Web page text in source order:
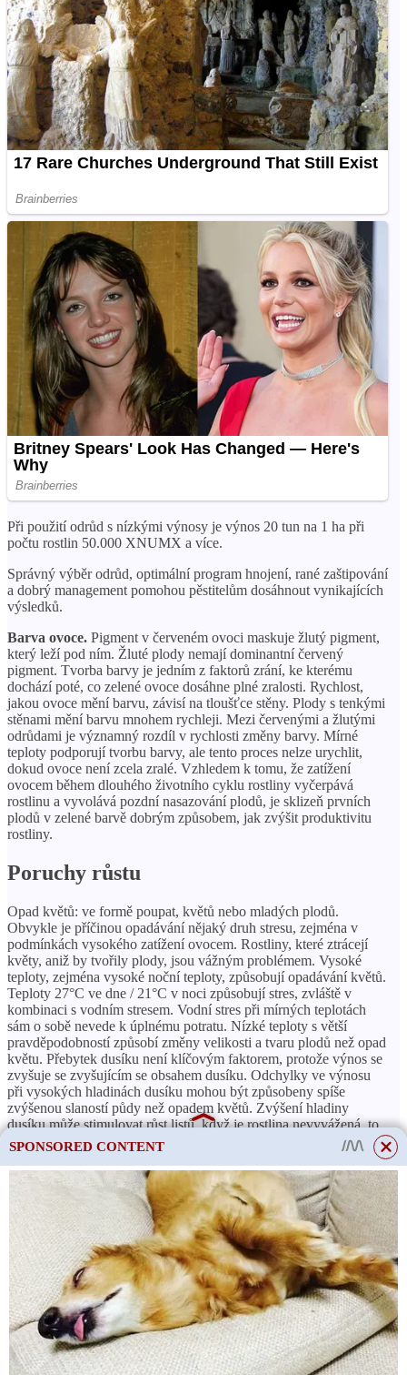
Při použití odrůd s nízkými výnosy je výnos 20 tun na 1 ha při
počtu rostlin 50.000 XNUMX a více.
Správný výběr odrůd, optimální program hnojení, rané zaštipování
a dobrý management pomohou pěstitelům dosáhnout vynikajících
výsledků.
Barva ovoce. Pigment v červeném ovoci maskuje žlutý pigment,
který leží pod ním. Žluté plody nemají dominantní červený
pigment. Tvorba barvy je jedním z faktorů zrání, ke kterému
dochází poté, co zelené ovoce dosáhne plné zralosti. Rychlost,
jakou ovoce mění barvu, závisí na tloušťce stěny. Plody s tenkými
stěnami mění barvu mnohem rychleji. Mezi červenými a žlutými
odrůdami je významný rozdíl v rychlosti změny barvy. Mírné
teploty podporují tvorbu barvy, ale tento proces nelze urychlit,
dokud ovoce není zcela zralé. Vzhledem k tomu, že zatížení
ovocem během dlouhého životního cyklu rostliny vyčerpává
rostlinu a vyvolává pozdní nasazování plodů, je sklizeň prvních
plodů v zelené barvě dobrým způsobem, jak zvýšit produktivitu
rostliny.
Poruchy růstu
Opad květů: ve formě poupat, květů nebo mladých plodů.
Obvykle je příčinou opadávání nějaký druh stresu, zejména v
podmínkách vysokého zatížení ovocem. Rostliny, které ztrácejí
květy, aniž by tvořily plody, jsou vážným problémem. Vysoké
teploty, zejména vysoké noční teploty, způsobují opadávání květů.
Teploty 27°C ve dne / 21°C v noci způsobují stres, zvláště v
kombinaci s vodním stresem. Vodní stres při mírných teplotách
sám o sobě nevede k úplnému potratu. Nízké teploty s větší
pravděpodobností způsobí změny velikosti a tvaru plodů než opad
květu. Přebytek dusíku není klíčovým faktorem, protože výnos se
zvyšuje se zvyšujícím se obsahem dusíku. Odchylky ve výnosu
při vysokých hladinách dusíku mohou být způsobeny spíše
zvýšenou slaností půdy než opadem květů. Zvýšení hladiny
dusíku může stimulovat růst listů, když je rostlina nevyvážená, to
znamená, když je na malé rostlině příliš mnoho plodů. Sklizeň
přebytečného ovoce je pravděpodobně nejlepší a nejjednodušší
strategií za předpokladu, že rostliny nestrádají dusíkem.
ČTĚTE VÍCE
Proč je nikotin v těle
potřebný?
Hniloba květů: má stejné příčiny jako na rajčatech, to znamená, že
se vyvíjí na místech s nedostatkem vápníku. Na rozdíl od rajčat se
hniloba květů na paprikách může vyskytovat nejen na špičce
SPONSORED CONTENT